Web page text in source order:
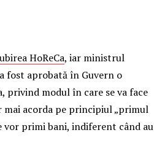
HoReCa, iar ministrul
fost aprobată în Guvern o
privind modul în care se va face
mai acorda pe principiul „primul
primi bani, indiferent când au